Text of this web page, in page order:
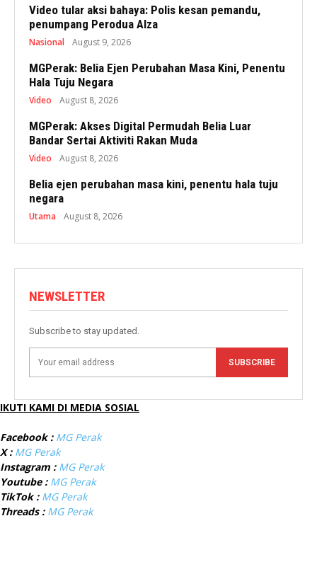
Video tular aksi bahaya: Polis kesan pemandu,
penumpang Perodua Alza
Nasional August 9, 2026
MGPerak: Belia Ejen Perubahan Masa Kini, Penentu
Hala Tuju Negara
Video August 8, 2026
MGPerak: Akses Digital Permudah Belia Luar
Bandar Sertai Aktiviti Rakan Muda
Video August 8, 2026
Belia ejen perubahan masa kini, penentu hala tuju
negara
Utama August 8, 2026
NEWSLETTER
Subscribe to stay updated.
SUBSCRIBE
IKUTI KAMI DI MEDIA SOSIAL
Facebook : MG Perak
X : MG Perak
Instagram : MG Perak
Youtube : MG Perak
TikTok : MG Perak
Threads : MG Perak